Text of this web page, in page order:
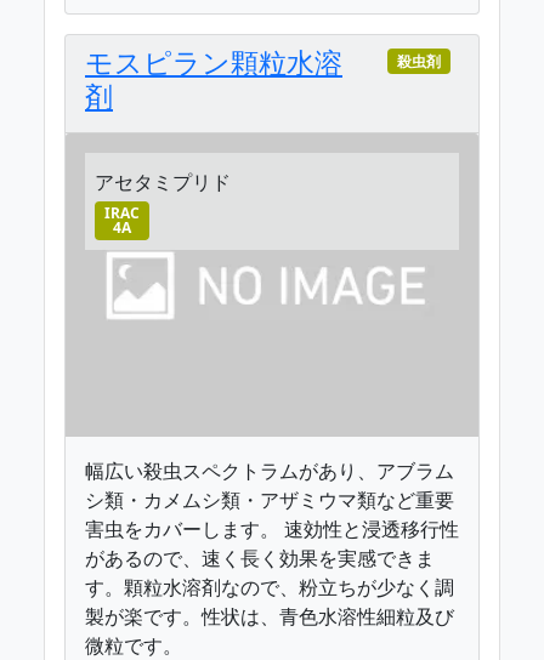
モスピラン顆粒水溶
剤
殺虫剤
アセタミプリド
IRAC
4A
幅広い殺虫スペクトラムがあり、アブラム
シ類・カメムシ類・アザミウマ類など重要
害虫をカバーします。 速効性と浸透移行性
があるので、速く長く効果を実感できま
す。顆粒水溶剤なので、粉立ちが少なく調
製が楽です。性状は、青色水溶性細粒及び
微粒です。